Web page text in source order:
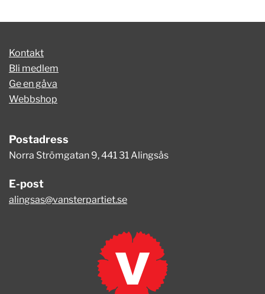
Kontakt
Bli medlem
Ge en gåva
Webbshop
Postadress
Norra Strömgatan 9, 441 31 Alingsås
E-post
alingsas@vansterpartiet.se